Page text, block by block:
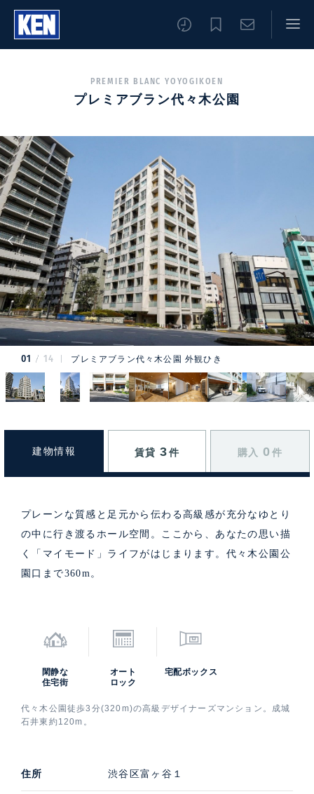
PREMIER BLANC YOYOGIKOEN
プレミアブラン代々木公園
01 14 プレミアブラン代々木公園 外観ひき
建物情報 賃貸 3 件 購入 0 件
プレーンな質感と足元から伝わる高級感が充分なゆとり
の中に行き渡るホール空間。ここから、あなたの思い描
く「マイモード」ライフがはじまります。代々木公園公
園口まで360m。
閑静な
住宅街
オート
ロック
宅配ボックス
代々木公園徒歩3分(320m)の高級デザイナーズマンション。成城
石井東約120m。
住所 渋谷区富ヶ谷１